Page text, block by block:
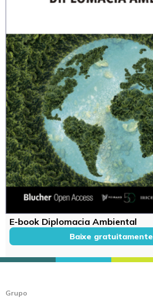
E-book Diplomacia Ambiental
Baixe gratuitamente
Grupo